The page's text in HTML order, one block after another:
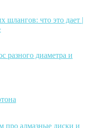
шлангов: что это дает |
разного диаметра и
про алмазные диски и